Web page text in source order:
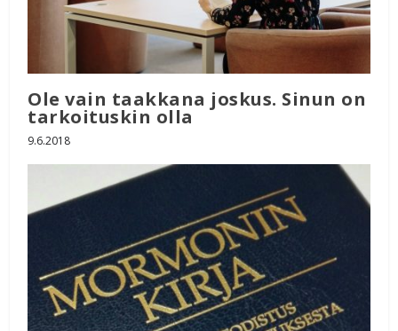
Ole vain taakkana joskus. Sinun on
tarkoituskin olla
9.6.2018